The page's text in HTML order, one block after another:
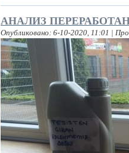
АНАЛИЗ
Опубликовано: 6-10-2020, 11:01 |